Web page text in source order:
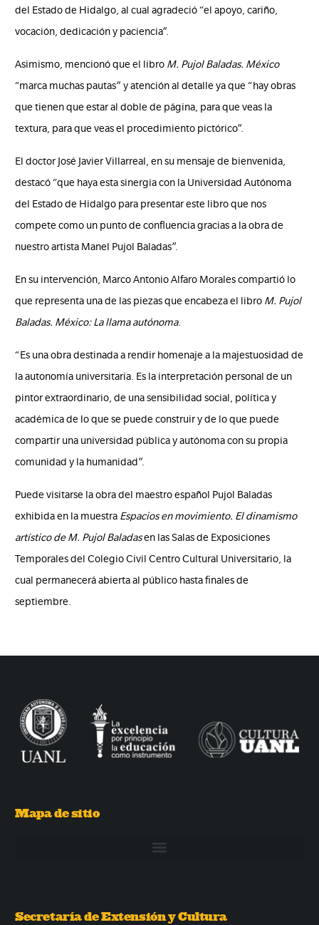
del Estado de Hidalgo, al cual agradeció “el apoyo, cariño,
vocación, dedicación y paciencia”.
Asimismo, mencionó que el libro M. Pujol Baladas. México
“marca muchas pautas” y atención al detalle ya que “hay obras
que tienen que estar al doble de página, para que veas la
textura, para que veas el procedimiento pictórico”.
El doctor José Javier Villarreal, en su mensaje de bienvenida,
destacó “que haya esta sinergia con la Universidad Autónoma
del Estado de Hidalgo para presentar este libro que nos
compete como un punto de confluencia gracias a la obra de
nuestro artista Manel Pujol Baladas”.
En su intervención, Marco Antonio Alfaro Morales compartió lo
que representa una de las piezas que encabeza el libro M. Pujol
Baladas. México: La llama autónoma.
“Es una obra destinada a rendir homenaje a la majestuosidad de
la autonomía universitaria. Es la interpretación personal de un
pintor extraordinario, de una sensibilidad social, política y
académica de lo que se puede construir y de lo que puede
compartir una universidad pública y autónoma con su propia
comunidad y la humanidad”.
Puede visitarse la obra del maestro español Pujol Baladas
exhibida en la muestra Espaciosen movimiento. El dinamismo
artístico de M. Pujol Baladasen las Salas de Exposiciones
Temporales del Colegio Civil Centro Cultural Universitario, la
cual permanecerá abierta al público hasta finales de
septiembre.
Mapa de sitio
Secretaría de Extensión y Cultura